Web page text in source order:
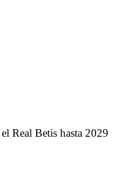
Real Betis hasta 2029